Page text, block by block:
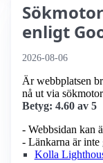
enligt
2026-08-06
Är webbplatsen
nå ut via
Betyg: 4.60 av 5
- Webbsidan kan
- Länkarna är inte
Kolla